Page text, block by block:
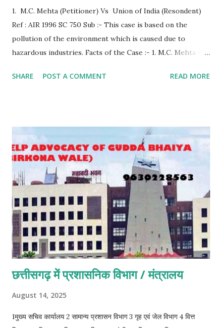
1. M.C. Mehta (Petitioner) Vs Union of India (Resondent)
Ref : AIR 1996 SC 750 Sub :- This case is based on the
pollution of the environment which is caused due to
hazardous industries. Facts of the Case :- 1. M.C. Mehta is
litigation before the Supreme Court on the ground that
aimed at re. reducing the pollution level in Delhi. 3. In Delhi
there are so many such industries which comes under the
category of the Hazardous industries and which are
polluting environment there. 4. The upshift discharged
from these industries is also caus- ing soil pollution in one
way or other. 5. The upshift material discharged from such
industries is ei- ther thrown over the land or buried under
the land which causes much pollution. 6. In a developed
City like Delhi, it i...
SHARE POST A COMMENT READ MORE
छत्तीसगढ़ में प्रशासनिक विभाग / मंत्रालय
August 14, 2025
1मुख्य सचिव कार्यालय 2 सामान्य प्रशासन विभाग 3 गृह एवं जेल विभाग 4 वित्त